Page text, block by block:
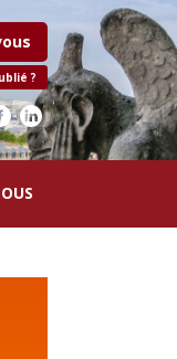
?